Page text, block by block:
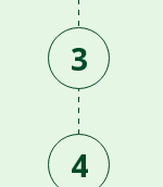
3
4